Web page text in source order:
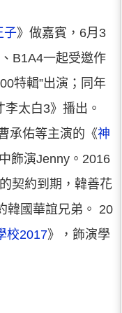
子》做嘉賓，6月3
B1A4一起受邀作
特輯”出演；同年
太白3》播出。
承佑等主演的《神
飾演Jenny。2016
契約到期，韓善花
韓國華誼兄弟。 20
校2017》，飾演學